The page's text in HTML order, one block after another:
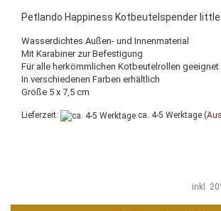
Petlando Happiness Kotbeutelspender
Wasserdichtes Außen- und Innenmaterial
Mit Karabiner zur Befestigung
Für alle herkömmlichen Kotbeutelrollen geeignet
In verschiedenen Farben erhältlich
Größe 5 x 7,5 cm
Lieferzeit: ca. 4-5 Werktage
inkl.